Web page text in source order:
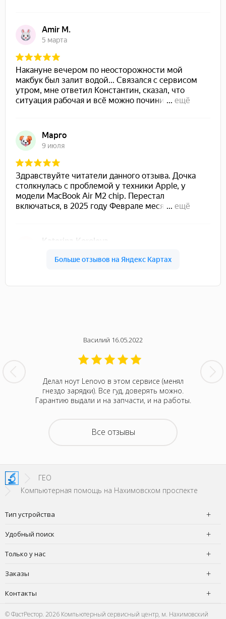
за
Василий 16.05.2022
Делал ноут Lenovo в этом сервисе (менял
гнездо зарядки). Все гуд, доверять можно.
Гарантию выдали и на запчасти, и на работы.
Была
не
Все отзывы
ГЕО
Компьютерная помощь на Нахимовском проспекте
Тип устройства
Удобный поиск
Только у нас
Заказы
Контакты
© ФастРестор. 2026 Компьютерный сервисный центр, м. Нахимовский